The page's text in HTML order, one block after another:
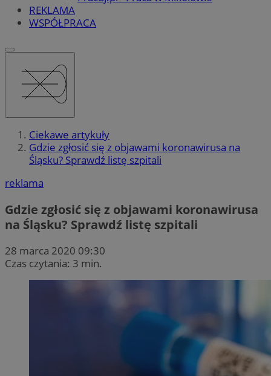
REKLAMA
WSPÓŁPRACA
Ciekawe artykuły
Gdzie zgłosić się z objawami koronawirusa na
Śląsku? Sprawdź listę szpitali
reklama
Gdzie zgłosić się z objawami koronawirusa
na Śląsku? Sprawdź listę szpitali
28 marca 2020 09:30
Czas czytania: 3 min.